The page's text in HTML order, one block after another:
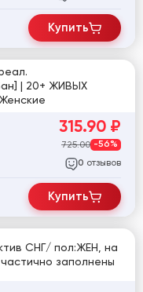
Купить
| 20+ ЖИВЫХ
315.90 ₽
725.00 -56%
0 отзывов
Купить
СНГ/ пол:ЖЕН, на
заполнены